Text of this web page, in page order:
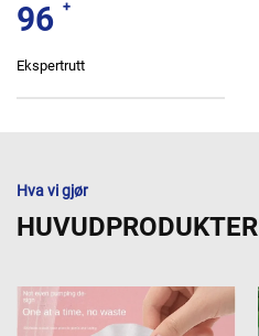
100
Ekspertrutt
Hva vi gjør
HUVUDPRODUKTER